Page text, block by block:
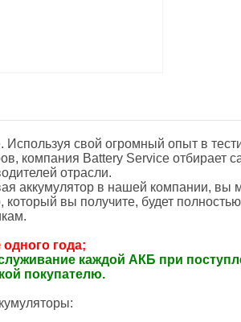
свой огромный опыт в
компания Battery Service отбирает
отрасли.
аккумулятор в нашей компании, вы
вы получите, будет полностью
года;
каждой АКБ при
покупателю.